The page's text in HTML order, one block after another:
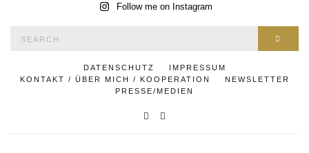
Follow me on Instagram
DATENSCHUTZ
IMPRESSUM
KONTAKT / ÜBER MICH / KOOPERATION
NEWSLETTER
PRESSE/MEDIEN